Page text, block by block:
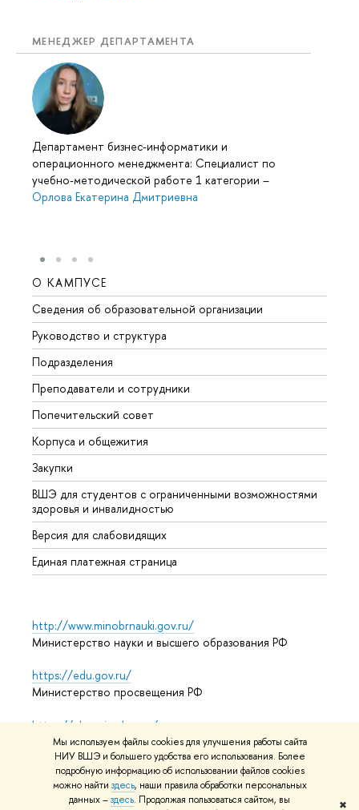
Мы используем файлы cookies для улучшения работы сайта
НИУ ВШЭ и большего удобства его использования. Более
подробную информацию об использовании файлов cookies
можно найти здесь, наши правила обработки персональных
данных –здесь. Продолжая пользоваться сайтом, вы
✖
МЕНЕДЖЕР ДЕПАРТАМЕНТА
Департамент бизнес-информатики и
операционного менеджмента: Специалист по
учебно-методической работе 1 категории –
Орлова Екатерина Дмитриевна
О КАМПУСЕ
Сведения об образовательной организации
Руководство и структура
Подразделения
Преподаватели и сотрудники
Попечительский совет
Корпуса и общежития
Закупки
ВШЭ для студентов с ограниченными возможностями
здоровья и инвалидностью
Версия для слабовидящих
Единая платежная страница
http://www.minobrnauki.gov.ru/
Министерство науки и высшего образования РФ
https://edu.gov.ru/
Министерство просвещения РФ
https://elearning.hse.ru/mooc
Массовые открытые онлайн-курсы
© НИУ ВШЭ 1993–2026 Адреса и контактыУсловия